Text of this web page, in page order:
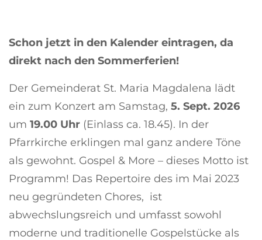
Schon jetzt in den Kalender eintragen, da
direkt nach den Sommerferien!
Der Gemeinderat St. Maria Magdalena lädt
ein zum Konzert am Samstag, 5. Sept. 2026
um 19.00 Uhr (Einlass ca. 18.45). In der
Pfarrkirche erklingen mal ganz andere Töne
als gewohnt. Gospel & More – dieses Motto ist
Programm! Das Repertoire des im Mai 2023
neu gegründeten Chores, ist
abwechslungsreich und umfasst sowohl
moderne und traditionelle Gospelstücke als